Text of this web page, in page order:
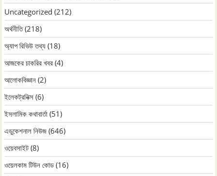
Uncategorized (212)
অর্থনীতি(218)
অ্যাপ রিভিউ তথ্য (18)
আজকের চাকরির খবর (4)
আলোকবিজ্ঞান (2)
ইলেকট্রনিক্স (6)
ইসলামিক কথাবার্তা (51)
এডুকেশনাল নিউজ (646)
ওয়েবসাইট (8)
ওয়েলকাম টিউন কোড (16)